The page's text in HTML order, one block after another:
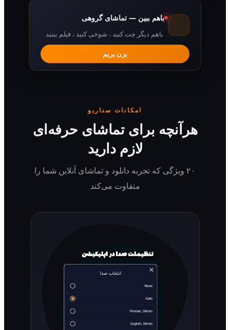
باهم ببین — تماشای گروهی
باهم دیگر چت کنید ، شوخی کنید ، فیلم ببنید
امکانات سناریو
برای تماشای حرفه‌ای
لازم دارید
۲۰ ویژگی که تجربه دانلود و تماشای آنلاین شما را
متفاوت می‌کند